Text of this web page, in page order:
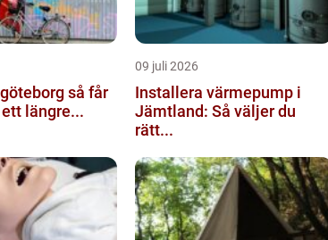
så får
längre...
09 juli 2026
Installera värmepump i
Jämtland: Så väljer du
rätt...